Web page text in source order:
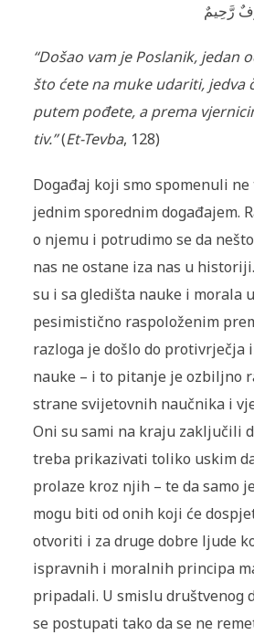
رَّحِيمٌ
“Došao vam je Poslanik, jedan
što ćete na muke udariti, jedva
putem pođete, a prema
tiv.”(Et-Tevba, 128)
Događaj koji smo spomenuli
jednim spored­nim događajem.
o njemu i potrudimo se da
nas ne ostane iza nas u
su i sa gledišta nauke i morala
pesimistično raspoloženim
razloga je došlo do protivrječja
nauke – i to pitanje je ozbiljno
strane svijetov­nih naučnika i
Oni su sami na kraju zaključili
treba prikazivati toliko uskim
prolaze kroz njih – te da samo
mogu biti od onih koji će
otvoriti i za druge dobre ljude
ispravnih i moralnih principa
pripadali. U smislu društvenog
se postupati tako da se ne